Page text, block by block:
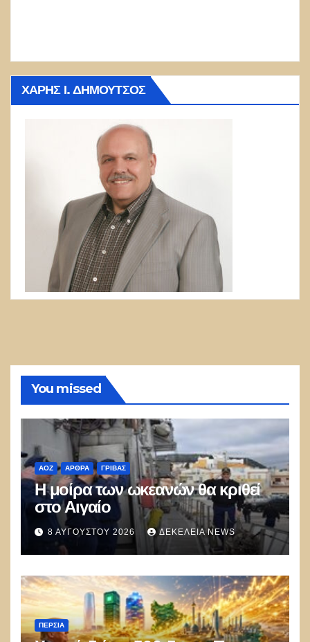
ΧΆΡΗΣ Ι. ΔΗΜΟΎΤΣΟΣ
You missed
ΑΟΖ ΑΡΘΡΑ ΓΡΊΒΑΣ
Η μοίρα των ωκεανών θα κριθεί
στο Αιγαίο
8 ΑΥΓΟΎΣΤΟΥ 2026 ΔΕΚΈΛΕΙΑ NEWS
ΠΕΡΣΊΑ